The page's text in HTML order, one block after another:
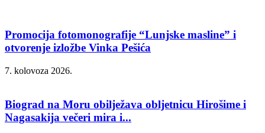
Promocija fotomonografije “Lunjske masline” i
otvorenje izložbe Vinka Pešića
7. kolovoza 2026.
Biograd na Moru obilježava obljetnicu Hirošime i
Nagasakija večeri mira i...